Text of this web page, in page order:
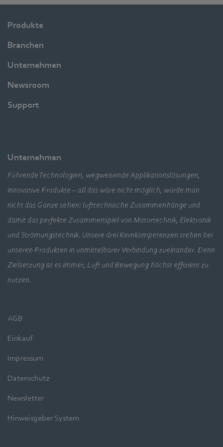
Produkte
Branchen
Unternehmen
Newsroom
Support
Unternehmen
Führende Technologien, wegweisende Applikationslösungen,
innovative Produkte – all das wäre nicht möglich, würde man
nicht das Ganze sehen: lufttechnische Zusammenhänge und
damit das perfekte Zusammenspiel von Motortechnik, Elektronik
und Strömungstechnik. Unsere drei Kernkompetenzen stehen bei
unseren Produkten in unmittelbarer Verbindung zueinander. Denn
Zielsetzung ist es immer, Luft und Bewegung höchst effizient zu
nutzen.
AGB
Einkauf
Impressum
Datenschutz
Newsletter
Hinweisgeber System